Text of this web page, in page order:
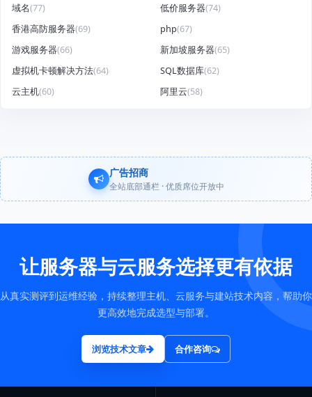
域名(77) 低价服务器(74)
香港高防服务器(69) php(67)
游戏服务器(66) 新加坡服务器(65)
虚拟机卡顿解决方法(64) SQL数据库(62)
云主机(60) 阿里云(58)
广告招商
全站底部通栏 · 优质席位开放中
让服务器与云服务选择更有依据
从真实测评到运维经验，持续整理主机、云服务与建站技术内容，帮助你
更高效地完成选型与部署。
浏览技术文章 合作咨询